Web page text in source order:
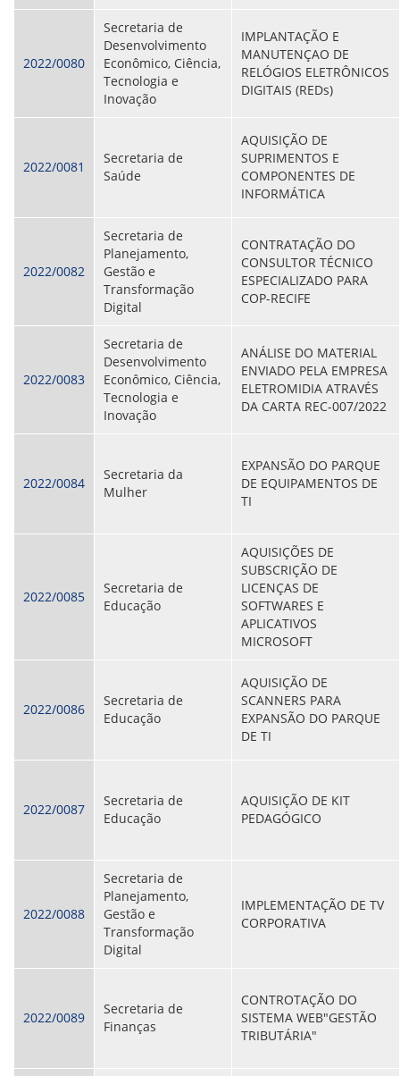
TRANSPARÊNCIA
CONTATO
2022/0080
Secretaria de
Desenvolvimento
Econômico, Ciência,
Tecnologia e
Inovação
IMPLANTAÇÃO E
MANUTENÇAO DE
RELÓGIOS ELETRÔNICOS
DIGITAIS (REDs)
2022/0081
Secretaria de
Saúde
AQUISIÇÃO DE
SUPRIMENTOS E
COMPONENTES DE
INFORMÁTICA
2022/0082
Secretaria de
Planejamento,
Gestão e
Transformação
Digital
CONTRATAÇÃO DO
CONSULTOR TÉCNICO
ESPECIALIZADO PARA
COP-RECIFE
2022/0083
Secretaria de
Desenvolvimento
Econômico, Ciência,
Tecnologia e
Inovação
ANÁLISE DO MATERIAL
ENVIADO PELA EMPRESA
ELETROMIDIA ATRAVÉS
DA CARTA REC-007/2022
2022/0084
Secretaria da
Mulher
EXPANSÃO DO PARQUE
DE EQUIPAMENTOS DE
TI
2022/0085
Secretaria de
Educação
AQUISIÇÕES DE
SUBSCRIÇÃO DE
LICENÇAS DE
SOFTWARES E
APLICATIVOS
MICROSOFT
2022/0086
Secretaria de
Educação
AQUISIÇÃO DE
SCANNERS PARA
EXPANSÃO DO PARQUE
DE TI
2022/0087
Secretaria de
Educação
AQUISIÇÃO DE KIT
PEDAGÓGICO
2022/0088
Secretaria de
Planejamento,
Gestão e
Transformação
Digital
IMPLEMENTAÇÃO DE TV
CORPORATIVA
2022/0089
Secretaria de
Finanças
CONTROTAÇÃO DO
SISTEMA WEB"GESTÃO
TRIBUTÁRIA"